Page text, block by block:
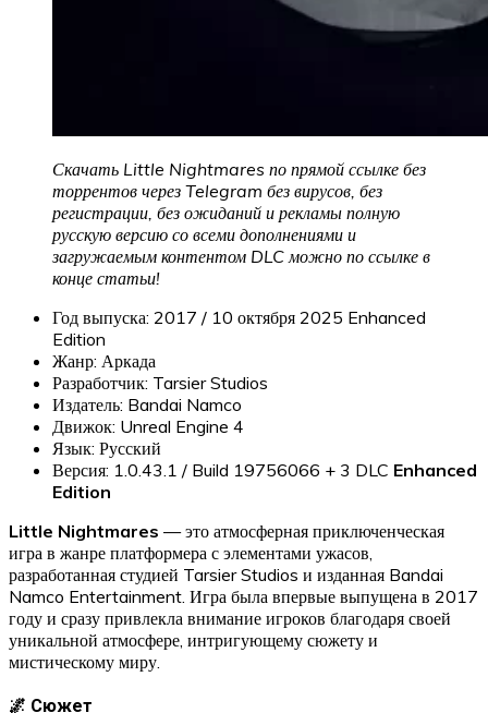
Скачать Little Nightmares по прямой ссылке без
торрентов через Telegram без вирусов, без
регистрации, без ожиданий и рекламы полную
русскую версию со всеми дополнениями и
загружаемым контентом DLC можно по ссылке в
конце статьи!
Год выпуска: 2017 / 10 октября 2025 Enhanced
Edition
Жанр: Аркада
Разработчик: Tarsier Studios
Издатель: Bandai Namco
Движок: Unreal Engine 4
Язык: Русский
Версия: 1.0.43.1 / Build 19756066 + 3 DLC Enhanced
Edition
Little Nightmares — это атмосферная приключенческая
игра в жанре платформера с элементами ужасов,
разработанная студией Tarsier Studios и изданная Bandai
Namco Entertainment. Игра была впервые выпущена в 2017
году и сразу привлекла внимание игроков благодаря своей
уникальной атмосфере, интригующему сюжету и
мистическому миру.
🌌 Сюжет